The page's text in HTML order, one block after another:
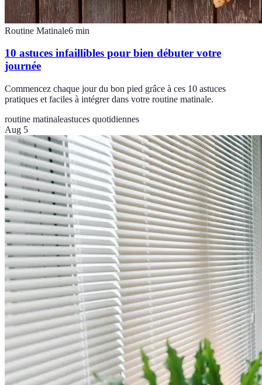
Routine Matinale6 min
10 astuces infaillibles pour bien débuter votre
journée
Commencez chaque jour du bon pied grâce à ces 10 astuces
pratiques et faciles à intégrer dans votre routine matinale.
routine matinaleastuces quotidiennes
Aug 5